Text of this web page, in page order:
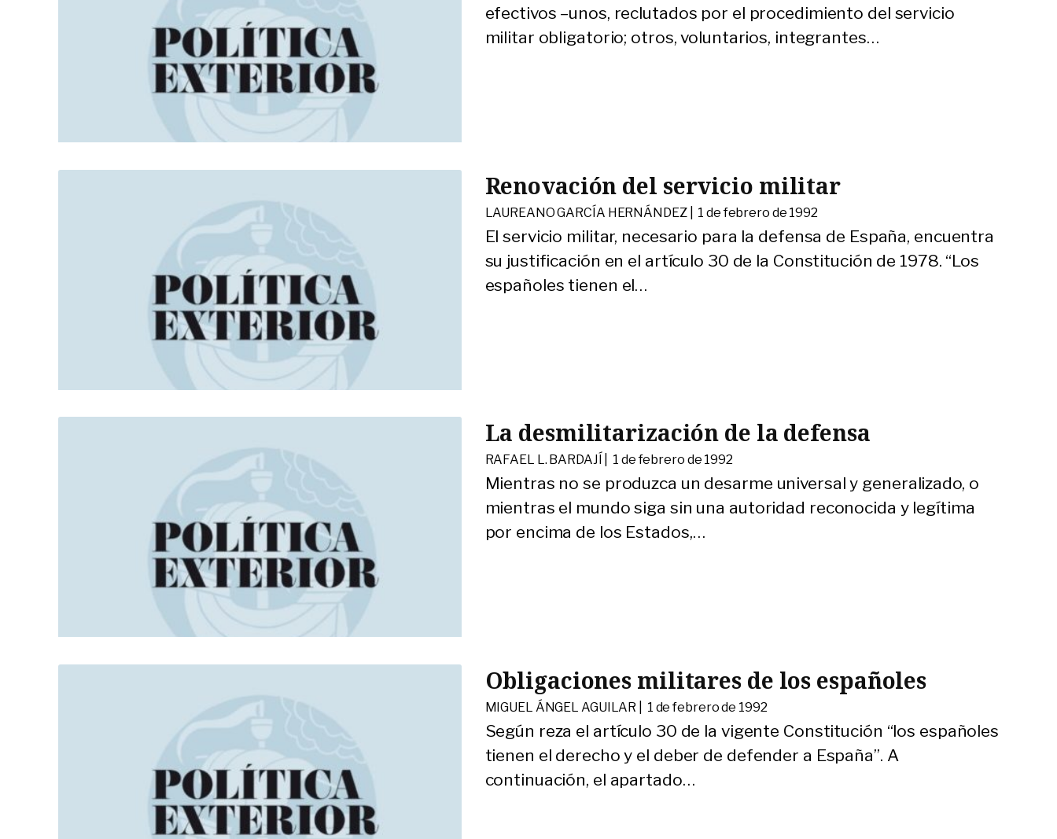
efectivos –unos, reclutados por el procedimiento del servicio
militar obligatorio; otros, voluntarios, integrantes…
Renovación del servicio militar
LAUREANO GARCÍA HERNÁNDEZ | 1 de febrero de 1992
El servicio militar, necesario para la defensa de España, encuentra
su justificación en el artículo 30 de la Constitución de 1978. “Los
españoles tienen el…
La desmilitarización de la defensa
RAFAEL L. BARDAJÍ | 1 de febrero de 1992
Mientras no se produzca un desarme universal y generalizado, o
mientras el mundo siga sin una autoridad reconocida y legítima
por encima de los Estados,…
Obligaciones militares de los españoles
MIGUEL ÁNGEL AGUILAR | 1 de febrero de 1992
Según reza el artículo 30 de la vigente Constitución “los españoles
tienen el derecho y el deber de defender a España”. A
continuación, el apartado…